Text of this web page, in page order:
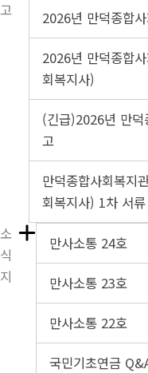
고
2026년 만덕종합
2026년 만덕종합
회복지사)
(긴급)2026년 만덕
고
만덕종합사회복지
회복지사) 1차 서
소
식
지
만사소통 24호
만사소통 23호
만사소통 22호
국민기초연금